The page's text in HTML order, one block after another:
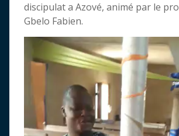
discipulat a Azové, animé par le
Gbelo Fabien.
Lecteur